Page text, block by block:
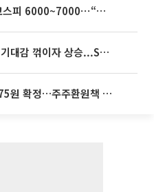
[주간증시전망] 다음주 코스피 6000~7000⋯“外人 수급은 정책이 변수”
뉴욕증시, 연준 금리인상 기대감 꺾이자 상승...S&P500 사상 최고치 [종합]
SK하이닉스, 분기배당 375원 확정…주주환원책 9월로 앞당겨 발표